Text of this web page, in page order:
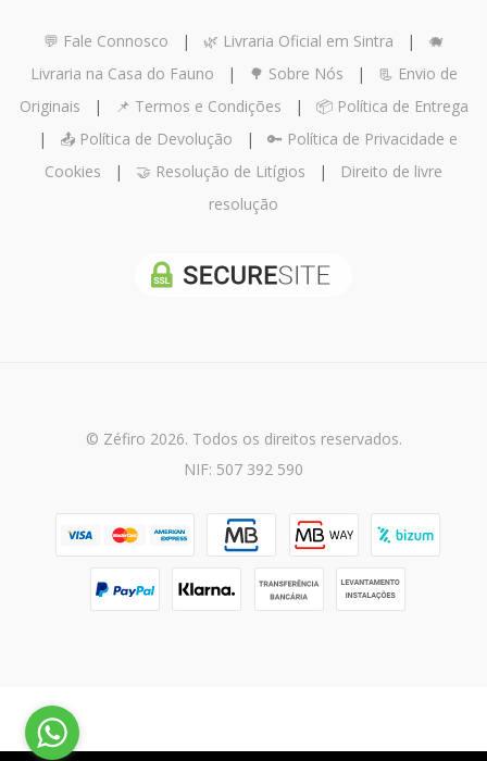
💬 Fale Connosco | 🌿 Livraria Oficial em Sintra | 🐗
Livraria na Casa do Fauno | 🌳 Sobre Nós | 📃 Envio de
Originais | 📌 Termos e Condições | 📦 Política de Entrega
| 📤 Política de Devolução | 🔑 Política de Privacidade e
Cookies | 🤝 Resolução de Litígios |
Direito de livre
resolução
© Zéfiro 2026. Todos os direitos reservados.
NIF: 507 392 590